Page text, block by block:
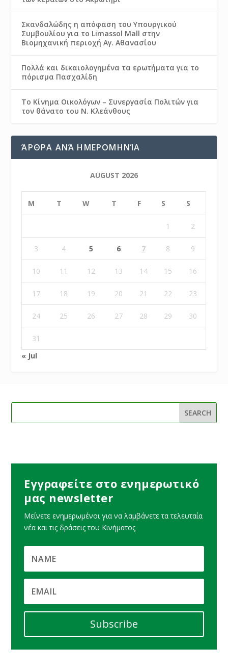
Σκανδαλώδης η απόφαση του Υπουργικού
Συμβουλίου για το Limassol Mall στην
Βιομηχανική περιοχή Αγ. Αθανασίου
Πολλά και δικαιολογημένα τα ερωτήματα για το
πόρισμα Πασχαλίδη
Το Κίνημα Οικολόγων – Συνεργασία Πολιτών για
τον θάνατο του Ν. Κλεάνθους
ΆΡΘΡΑ ΑΝΆ ΗΜΕΡΟΜΗΝΊΑ
AUGUST 2026
M T W T F S S
1 2
3 4 5 6 7 8 9
10 11 12 13 14 15 16
17 18 19 20 21 22 23
24 25 26 27 28 29 30
31
« Jul
Εγγραφείτε στο ενημερωτικό
μας newsletter
Μείνετε ενημερωμένοι για να λαμβάνετε τα τελευταία
νέα και τις δράσεις του Κινήματος
Subscribe